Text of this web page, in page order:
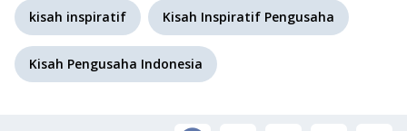
kisah inspiratif Kisah Inspiratif Pengusaha
Kisah Pengusaha Indonesia